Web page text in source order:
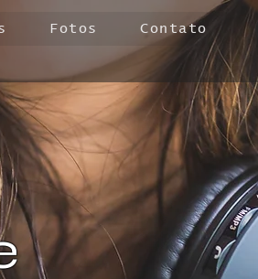
Fotos Contato